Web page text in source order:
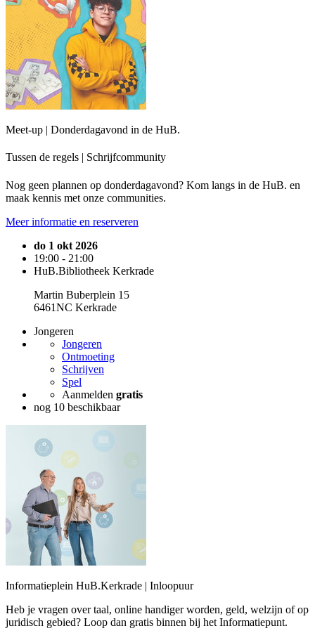
Meet-up | Donderdagavond in de HuB.
Tussen de regels | Schrijfcommunity
Nog geen plannen op donderdagavond? Kom langs in de HuB. en
maak kennis met onze communities.
Meer informatie en reserveren
do 1 okt 2026
19:00 - 21:00
HuB.Bibliotheek Kerkrade
Martin Buberplein 15
6461NC Kerkrade
Jongeren
Jongeren
Ontmoeting
Schrijven
Spel
Aanmelden gratis
nog 10 beschikbaar
Informatieplein HuB.Kerkrade | Inloopuur
Heb je vragen over taal, online handiger worden, geld, welzijn of op
juridisch gebied? Loop dan gratis binnen bij het Informatiepunt.